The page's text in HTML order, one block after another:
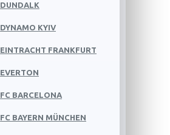
DUNDALK
DYNAMO KYIV
EINTRACHT FRANKFURT
EVERTON
FC BARCELONA
FC BAYERN MÜNCHEN